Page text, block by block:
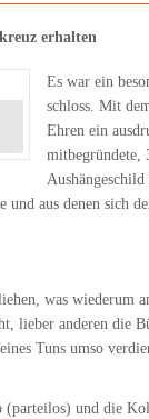
erhalten
Es war ein
schloss. Mit
Ehren ein
mitbegründete,
aus denen sich
was wiederum
lieber anderen die
Tuns umso
und die